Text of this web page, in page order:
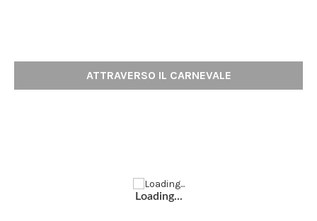
ATTRAVERSO IL CARNEVALE
Loading...